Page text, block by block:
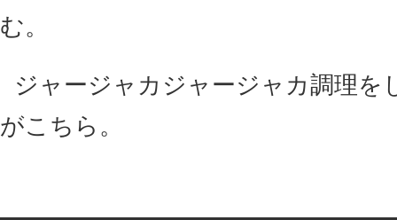
む。
ジャージャカジャージャカ調理を
がこちら。